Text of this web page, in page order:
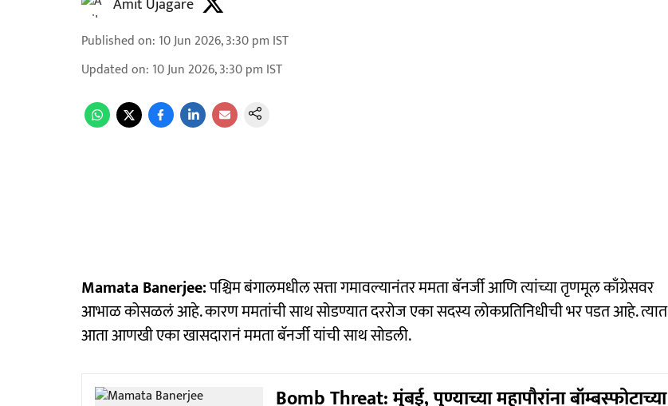
Amit Ujagare
Published on: 10 Jun 2026, 3:30 pm IST
Updated on: 10 Jun 2026, 3:30 pm IST
Mamata Banerjee:पश्चिम बंगालमधील सत्ता गमावल्यानंतर ममता बॅनर्जी आणि त्यांच्या तृणमूल काँग्रेसवर
आभाळ कोसळलं आहे. कारण ममतांची साथ सोडण्यात दररोज एका सदस्य लोकप्रतिनिधीची भर पडत आहे. त्यात
आता आणखी एका खासदारानं ममता बॅनर्जी यांची साथ सोडली.
Bomb Threat: मुंबई, पुण्याच्या महापौरांना बॉम्बस्फोटाच्या